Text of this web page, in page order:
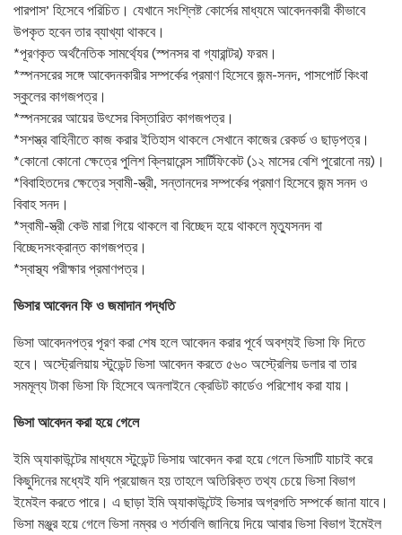
পারপাস’ হিসেবে পরিচিত। যেখানে সংশ্লিষ্ট কোর্সের মাধ্যমে আবেদনকারী কীভাবে
উপকৃত হবেন তার ব্যাখ্যা থাকবে।
*পূরণকৃত অর্থনৈতিক সামর্থ্যের (স্পনসর বা গ্যারান্টর) ফরম।
*স্পনসরের সঙ্গে আবেদনকারীর সম্পর্কের প্রমাণ হিসেবে জন্ম-সনদ, পাসপোর্ট কিংবা
স্কুলের কাগজপত্র।
*স্পনসরের আয়ের উৎসের বিস্তারিত কাগজপত্র।
*সশস্ত্র বাহিনীতে কাজ করার ইতিহাস থাকলে সেখানে কাজের রেকর্ড ও ছাড়পত্র।
*কোনো কোনো ক্ষেত্রে পুলিশ ক্লিয়ারেন্স সার্টিফিকেট (১২ মাসের বেশি পুরোনো নয়)।
*বিবাহিতদের ক্ষেত্রে স্বামী-স্ত্রী, সন্তানদের সম্পর্কের প্রমাণ হিসেবে জন্ম সনদ ও
বিবাহ সনদ।
*স্বামী-স্ত্রী কেউ মারা গিয়ে থাকলে বা বিচ্ছেদ হয়ে থাকলে মৃত্যুসনদ বা
বিচ্ছেদসংক্রান্ত কাগজপত্র।
*স্বাস্থ্য পরীক্ষার প্রমাণপত্র।
ভিসার আবেদন ফি ও জমাদান পদ্ধতি
ভিসা আবেদনপত্র পূরণ করা শেষ হলে আবেদন করার পূর্বে অবশ্যই ভিসা ফি দিতে
হবে। অস্ট্রেলিয়ায় স্টুডেন্ট ভিসা আবেদন করতে ৫৬০ অস্ট্রেলিয় ডলার বা তার
সমমূল্য টাকা ভিসা ফি হিসেবে অনলাইনে ক্রেডিট কার্ডেও পরিশোধ করা যায়।
ভিসা আবেদন করা হয়ে গেলে
ইমি অ্যাকাউন্টের মাধ্যমে স্টুডেন্ট ভিসায় আবেদন করা হয়ে গেলে ভিসাটি যাচাই করে
কিছুদিনের মধ্যেই যদি প্রয়োজন হয় তাহলে অতিরিক্ত তথ্য চেয়ে ভিসা বিভাগ
ইমেইল করতে পারে। এ ছাড়া ইমি অ্যাকাউন্টেই ভিসার অগ্রগতি সম্পর্কে জানা যাবে।
ভিসা মঞ্জুর হয়ে গেলে ভিসা নম্বর ও শর্তাবলি জানিয়ে দিয়ে আবার ভিসা বিভাগ ইমেইল